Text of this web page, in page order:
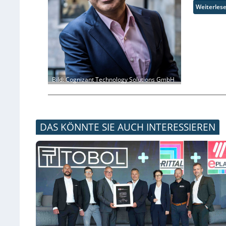
Bild: Cognizant Technology Solutions GmbH
DAS KÖNNTE SIE AUCH INTERESSIEREN